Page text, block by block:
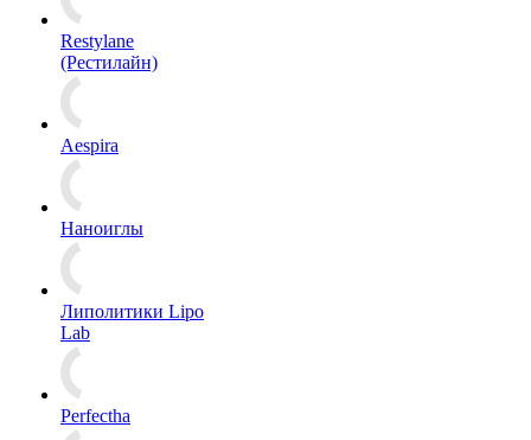
Restylane
(Рестилайн)
Aespira
Наноиглы
Липолитики Lipo
Lab
Perfectha